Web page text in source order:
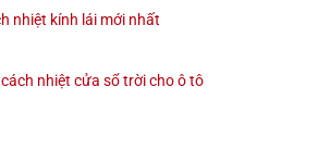
nhiệt kính lái mới nhất
nhiệt cửa sổ trời cho ô tô